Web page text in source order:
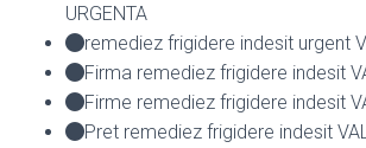
URGENTA
remediez frigidere indesit urgent
Firma remediez frigidere indesit
Firme remediez frigidere indesit
Pret remediez frigidere indesit